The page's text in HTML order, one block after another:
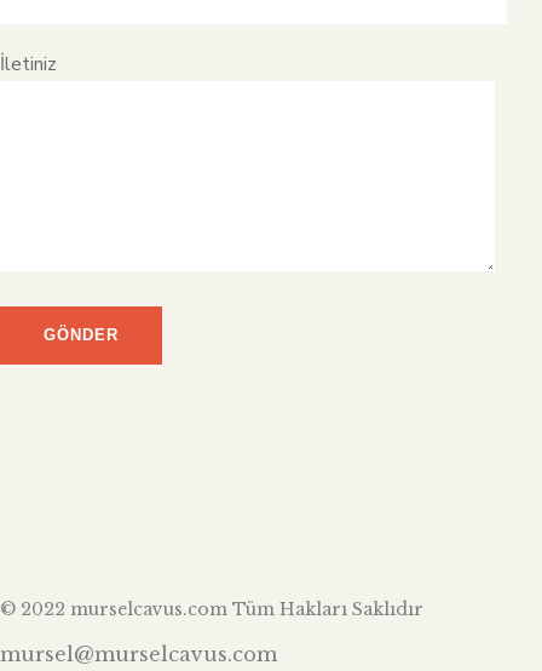
İletiniz
© 2022 murselcavus.com Tüm Hakları Saklıdır
mursel@murselcavus.com